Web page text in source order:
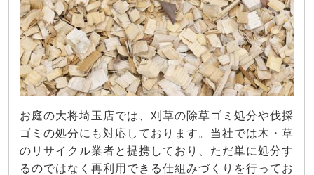
お庭の大将埼玉店では、刈草の除草ゴミ処分や伐採
ゴミの処分にも対応しております。当社では木・草
のリサイクル業者と提携しており、ただ単に処分す
るのではなく再利用できる仕組みづくりを行ってお